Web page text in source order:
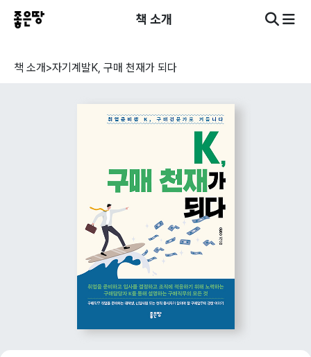
책 소개
책 소개>자기계발K, 구매 천재가 되다